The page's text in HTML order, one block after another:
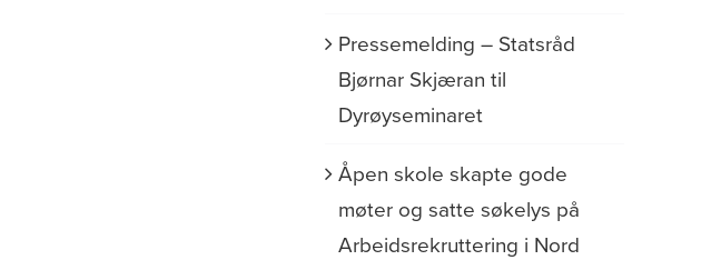
Pressemelding – Statsråd
Bjørnar Skjæran til
Dyrøyseminaret
Åpen skole skapte gode
møter og satte søkelys på
Arbeidsrekruttering i Nord